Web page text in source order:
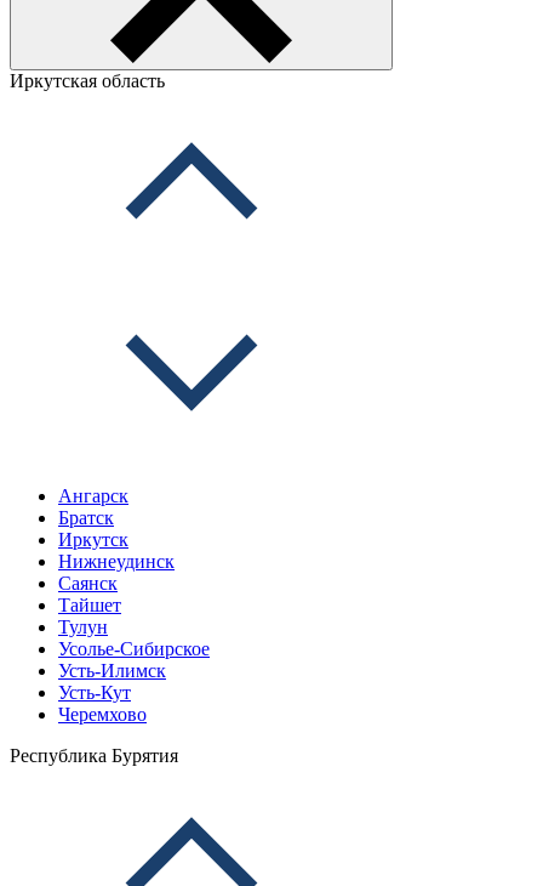
Иркутская область
Ангарск
Братск
Иркутск
Нижнеудинск
Саянск
Тайшет
Тулун
Усолье-Сибирское
Усть-Илимск
Усть-Кут
Черемхово
Республика Бурятия